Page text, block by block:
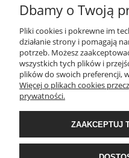
Dbamy o Twoją
Pliki cookies i pokrewne im
działanie strony i pomagają
potrzeb. Możesz
wszystkich tych plików i
plików do swoich preferencji,
Więcej o plikach cookies
prywatności.
ZAAKCEPTUJ